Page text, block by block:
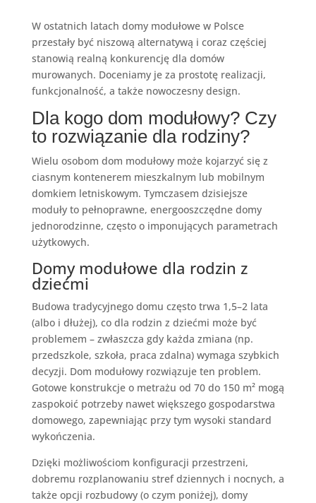
W ostatnich latach domy modułowe w Polsce
przestały być niszową alternatywą i coraz częściej
stanowią realną konkurencję dla domów
murowanych. Doceniamy je za prostotę realizacji,
funkcjonalność, a także nowoczesny design.
Dla kogo dom modułowy? Czy
to rozwiązanie dla rodziny?
Wielu osobom dom modułowy może kojarzyć się z
ciasnym kontenerem mieszkalnym lub mobilnym
domkiem letniskowym. Tymczasem dzisiejsze
moduły to pełnoprawne, energooszczędne domy
jednorodzinne, często o imponujących parametrach
użytkowych.
Domy modułowe dla rodzin z
dziećmi
Budowa tradycyjnego domu często trwa 1,5–2 lata
(albo i dłużej), co dla rodzin z dziećmi może być
problemem – zwłaszcza gdy każda zmiana (np.
przedszkole, szkoła, praca zdalna) wymaga szybkich
decyzji. Dom modułowy rozwiązuje ten problem.
Gotowe konstrukcje o metrażu od 70 do 150 m² mogą
zaspokoić potrzeby nawet większego gospodarstwa
domowego, zapewniając przy tym wysoki standard
wykończenia.
Dzięki możliwościom konfiguracji przestrzeni,
dobremu rozplanowaniu stref dziennych i nocnych, a
także opcji rozbudowy (o czym poniżej), domy